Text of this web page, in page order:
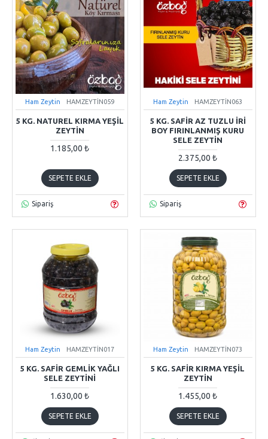
Ham Zeytin HAMZEYTİN059
5 KG. NATUREL KIRMA YEŞIL
ZEYTIN
1.185,00 ₺
SEPETE EKLE
Sipariş
Ham Zeytin HAMZEYTİN063
5 KG. SAFIR AZ TUZLU İRI
BOY FIRINLANMIŞ KURU
SELE ZEYTIN
2.375,00 ₺
SEPETE EKLE
Sipariş
Ham Zeytin HAMZEYTİN017
5 KG. SAFIR GEMLIK YAĞLI
SELE ZEYTINI
1.630,00 ₺
SEPETE EKLE
Ham Zeytin HAMZEYTİN073
5 KG. SAFIR KIRMA YEŞIL
ZEYTIN
1.455,00 ₺
SEPETE EKLE